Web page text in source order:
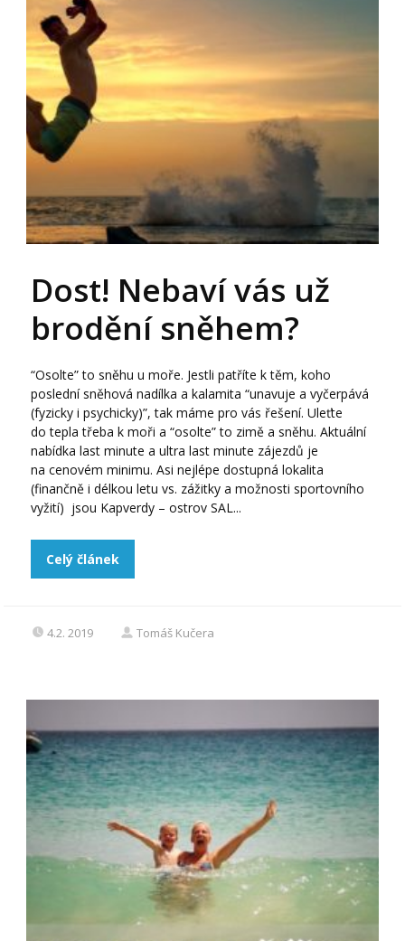
Dost! Nebaví vás už
brodění sněhem?
“Osolte” to sněhu u moře. Jestli patříte k těm, koho
poslední sněhová nadílka a kalamita “unavuje a vyčerpává
(fyzicky i psychicky)”, tak máme pro vás řešení. Uleťte
do tepla třeba k moři a “osolte” to zimě a sněhu. Aktuální
nabídka last minute a ultra last minute zájezdů je
na cenovém minimu. Asi nejlépe dostupná lokalita
(finančně i délkou letu vs. zážitky a možnosti sportovního
vyžití) jsou Kapverdy – ostrov SAL...
Celý článek
4.2. 2019 Tomáš Kučera